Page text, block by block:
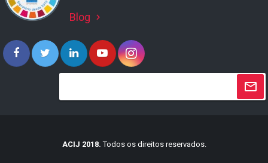
Blog keyboard_arrow_right
ACIJ 2018. Todos os direitos reservados.